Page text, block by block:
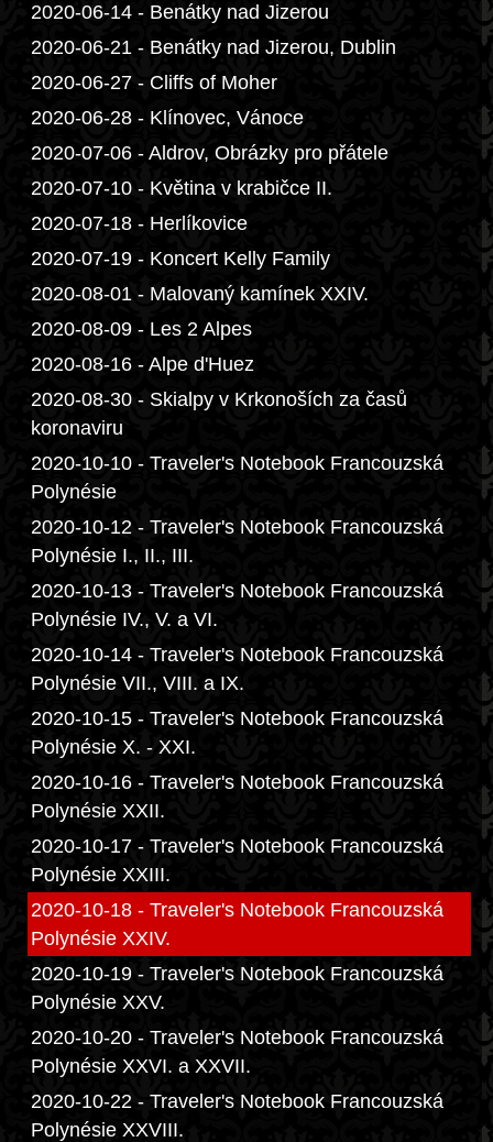
2020-06-14 - Benátky nad Jizerou
2020-06-21 - Benátky nad Jizerou, Dublin
2020-06-27 - Cliffs of Moher
2020-06-28 - Klínovec, Vánoce
2020-07-06 - Aldrov, Obrázky pro přátele
2020-07-10 - Květina v krabičce II.
2020-07-18 - Herlíkovice
2020-07-19 - Koncert Kelly Family
2020-08-01 - Malovaný kamínek XXIV.
2020-08-09 - Les 2 Alpes
2020-08-16 - Alpe d'Huez
2020-08-30 - Skialpy v Krkonoších za časů
koronaviru
2020-10-10 - Traveler's Notebook Francouzská
Polynésie
2020-10-12 - Traveler's Notebook Francouzská
Polynésie I., II., III.
2020-10-13 - Traveler's Notebook Francouzská
Polynésie IV., V. a VI.
2020-10-14 - Traveler's Notebook Francouzská
Polynésie VII., VIII. a IX.
2020-10-15 - Traveler's Notebook Francouzská
Polynésie X. - XXI.
2020-10-16 - Traveler's Notebook Francouzská
Polynésie XXII.
2020-10-17 - Traveler's Notebook Francouzská
Polynésie XXIII.
2020-10-18 - Traveler's Notebook Francouzská
Polynésie XXIV.
2020-10-19 - Traveler's Notebook Francouzská
Polynésie XXV.
2020-10-20 - Traveler's Notebook Francouzská
Polynésie XXVI. a XXVII.
2020-10-22 - Traveler's Notebook Francouzská
Polynésie XXVIII.